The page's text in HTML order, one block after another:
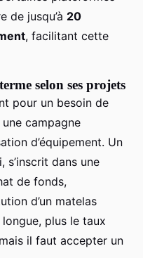
de jusqu’à 20
, facilitant cette
selon ses projets
pour un besoin de
campagne
d’équipement. Un
s’inscrit dans une
de fonds,
d’un matelas
plus le taux
il faut accepter un